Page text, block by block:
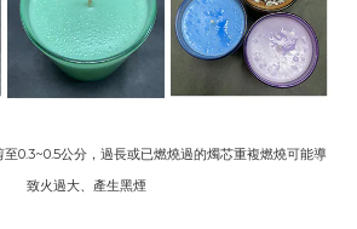
至0.3~0.5公分，過長或已燃燒過的燭芯重複燃燒可能導
致火過大、產生黑煙